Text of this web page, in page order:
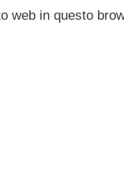
web in questo